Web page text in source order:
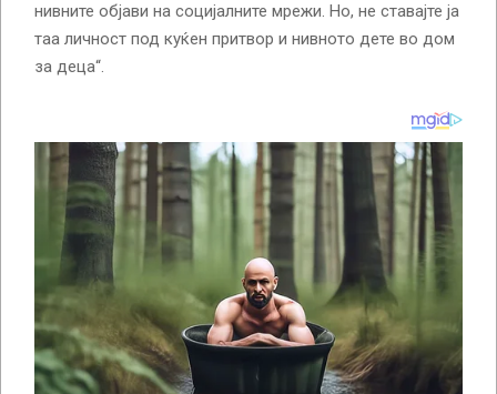
нивните објави на социјалните мрежи. Но, не ставајте ја
таа личност под куќен притвор и нивното дете во дом
за деца“.